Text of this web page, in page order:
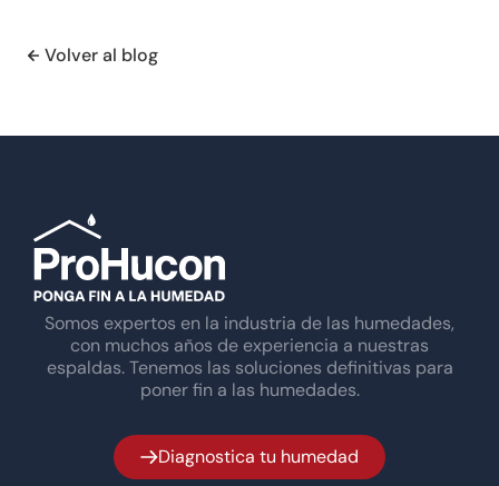
Volver al blog
Somos expertos en la industria de las humedades,
con muchos años de experiencia a nuestras
espaldas. Tenemos las soluciones definitivas para
poner fin a las humedades.
Diagnostica tu humedad